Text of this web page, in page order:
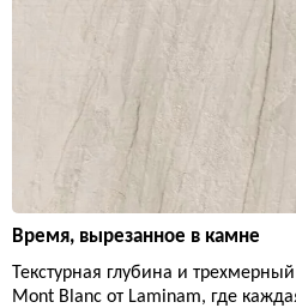
Время, вырезанное в камне
Текстурная глубина и
Mont Blanc от Laminam, где